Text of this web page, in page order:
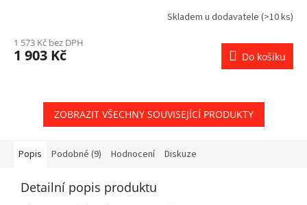
Skladem u dodavatele (>10 ks)
1 573 Kč bez DPH
1 903 Kč Do košíku
ZOBRAZIT VŠECHNY SOUVISEJÍCÍ PRODUKTY
Popis Podobné (9) Hodnocení Diskuze
Detailní popis produktu